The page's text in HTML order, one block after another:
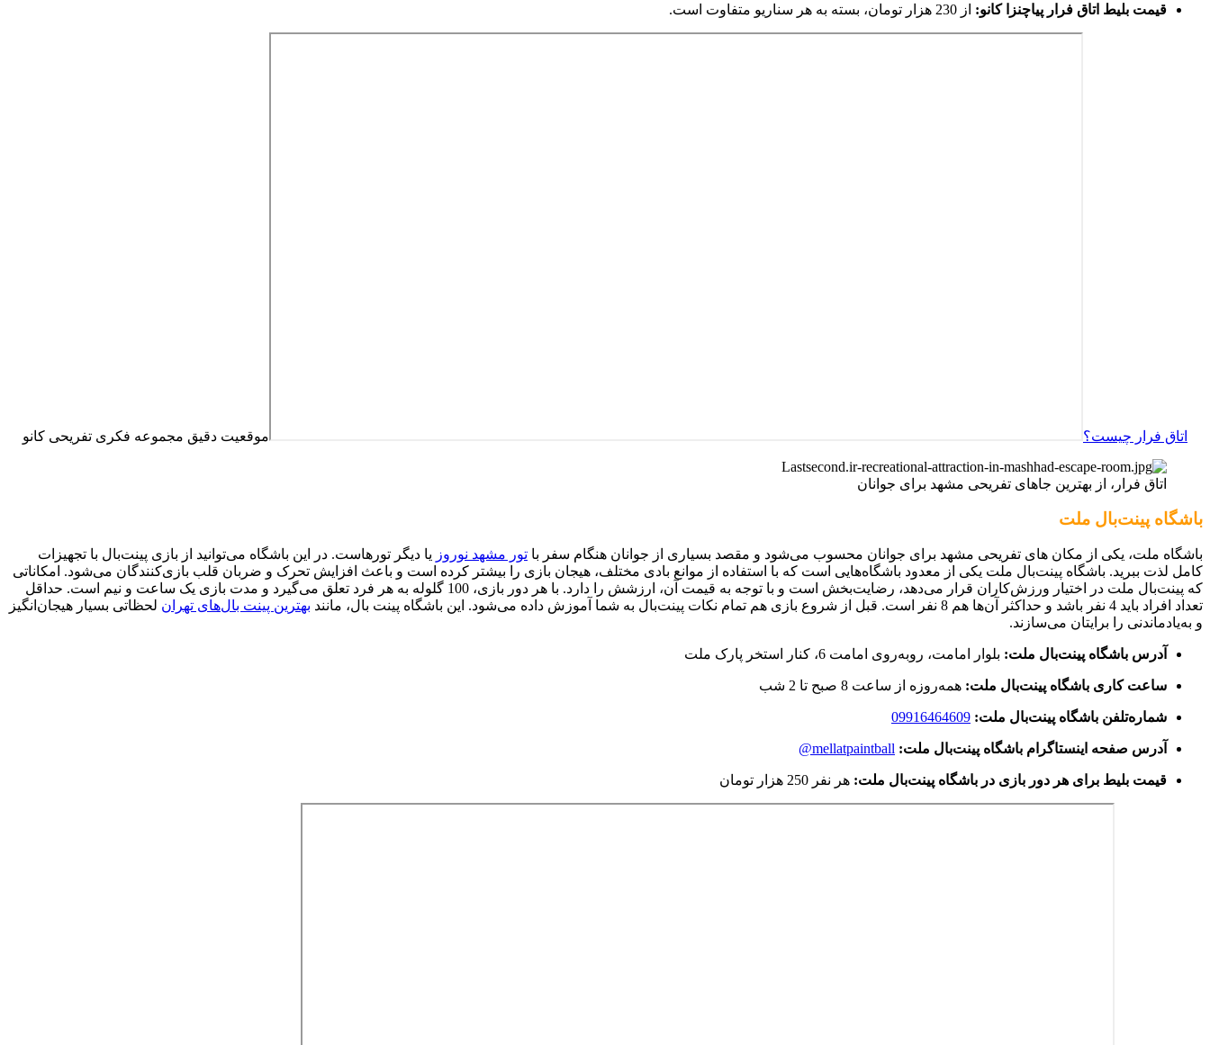
قیمت بلیط اتاق فرار پیاچنزا کانو: از 230 هزار تومان، بسته به هر سناریو متفاوت است.
اتاق فرار چیست؟ موقعیت دقیق مجموعه فکری تفریحی کانو
اتاق فرار، از بهترین جاهای تفریحی مشهد برای جوانان
باشگاه پینت‌بال ملت
باشگاه ملت، یکی از مکان های تفریحی مشهد برای جوانان محسوب می‌شود و مقصد بسیاری از جوانان هنگام سفر با تور مشهد نوروز یا دیگر تورهاست. در این باشگاه می‌توانید از بازی پینت‌بال با تجهیزات
کامل لذت ببرید. باشگاه پینت‌بال ملت یکی از معدود باشگاه‌هایی است که با استفاده از موانع بادی مختلف، هیجان بازی را بیشتر کرده است و باعث افزایش تحرک و ضربان قلب بازی‌کنندگان می‌شود. امکاناتی
که پینت‌بال ملت در اختیار ورزش‌کاران قرار می‌دهد، رضایت‌بخش است و با توجه به قیمت آن، ارزشش را دارد. با هر دور بازی، 100 گلوله به هر فرد تعلق می‌گیرد و مدت بازی یک ساعت و نیم است. حداقل
تعداد افراد باید 4 نفر باشد و حداکثر آن‌ها هم 8 نفر است. قبل از شروع بازی هم تمام نکات پینت‌بال به شما آموزش داده می‌شود. این باشگاه پینت بال، مانند
بهترین پینت بال‌های تهران لحظاتی بسیار هیجان‌انگیز
و به‌یادماندنی را برایتان می‌سازند.
آدرس باشگاه پینت‌بال ملت: بلوار امامت، روبه‌روی امامت 6، کنار استخر پارک ملت
ساعت کاری باشگاه پینت‌بال ملت: همه‌روزه از ساعت 8 صبح تا 2 شب
شماره‌تلفن باشگاه پینت‌بال ملت: 09916464609
آدرس صفحه اینستاگرام باشگاه پینت‌بال ملت: mellatpaintball@
قیمت بلیط برای هر دور بازی در باشگاه پینت‌بال ملت: هر نفر 250 هزار تومان